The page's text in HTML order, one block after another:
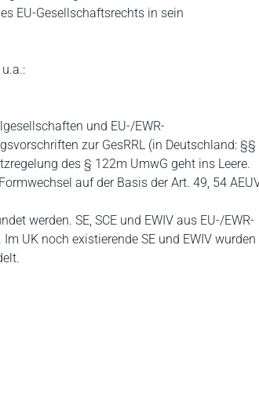
EU-Gesellschaftsrechts in sein
und EU-/EWR-
zur GesRRL (in Deutschland: §§
des § 122m UmwG geht ins Leere.
auf der Basis der Art. 49, 54
werden. SE, SCE und EWIV aus EU-/EWR-
UK noch existierende SE und EWIV wurden